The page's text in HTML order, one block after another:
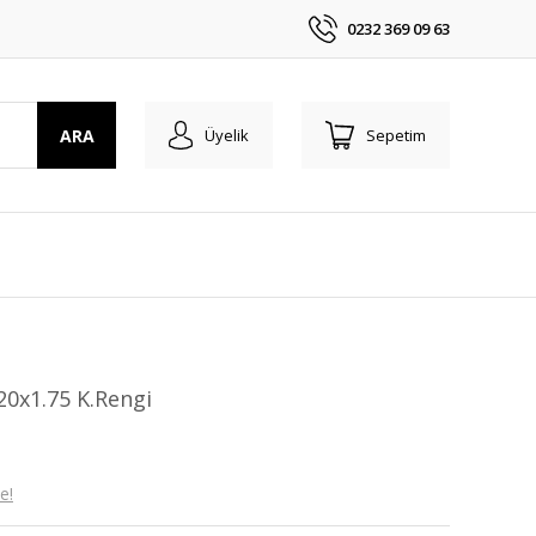
0232 369 09 63
ARA Üyelik Sepetim
K.Rengi